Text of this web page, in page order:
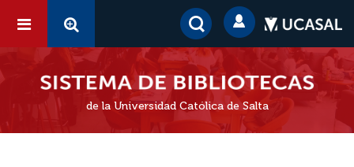
de la Universidad Católica de Salta